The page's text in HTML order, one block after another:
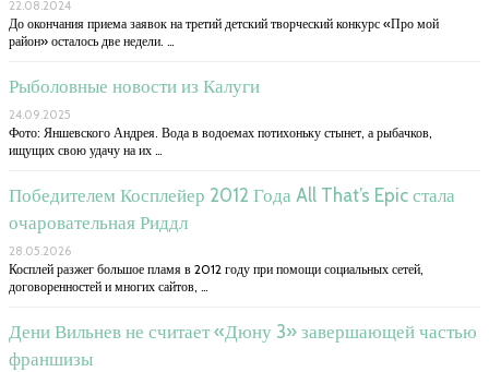
22.08.2024
До окончания приема заявок на третий детский творческий конкурс «Про мой
район» осталось две недели. …
Рыболовные новости из Калуги
24.09.2025
Фото: Яншевского Андрея. Вода в водоемах потихоньку стынет, а рыбачков,
ищущих свою удачу на их …
Победителем Косплейер 2012 Года All That’s Epic стала
очаровательная Риддл
28.05.2026
Косплей разжег большое пламя в 2012 году при помощи социальных сетей,
договоренностей и многих сайтов, …
Дени Вильнев не считает «Дюну 3» завершающей частью
франшизы